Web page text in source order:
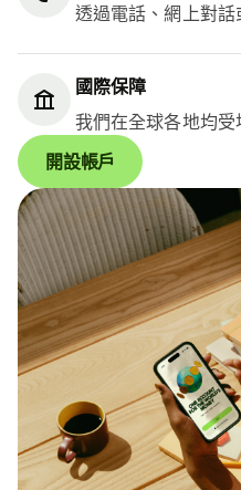
透過電話、網上對話
國際保障
我們在全球各地均受
開設帳戶